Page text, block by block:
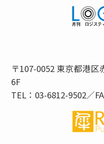
〒107-0052 東京都港
6F
TEL：03-6812-9502／